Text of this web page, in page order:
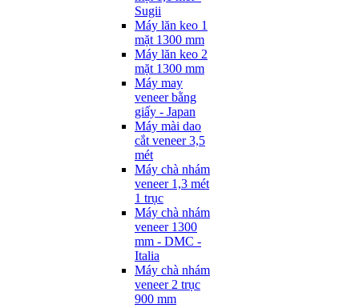
Sugii
Máy lăn keo 1
mặt 1300 mm
Máy lăn keo 2
mặt 1300 mm
Máy may
veneer bằng
giấy - Japan
Máy mài dao
cắt veneer 3,5
mét
Máy chà nhám
veneer 1,3 mét
1 trục
Máy chà nhám
veneer 1300
mm - DMC -
Italia
Máy chà nhám
veneer 2 trục
900 mm